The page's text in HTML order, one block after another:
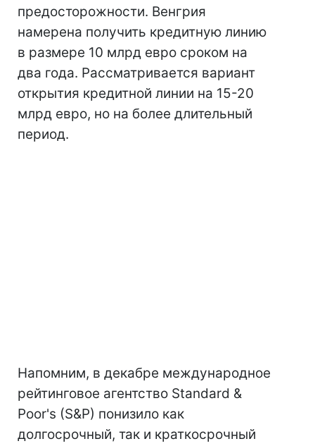
предосторожности. Венгрия
намерена получить кредитную линию
в размере 10 млрд евро сроком на
два года. Рассматривается вариант
открытия кредитной линии на 15-20
млрд евро, но на более длительный
период.
Напомним, в декабре международное
рейтинговое агентство Standard &
Poor's (S&P) понизило как
долгосрочный, так и краткосрочный